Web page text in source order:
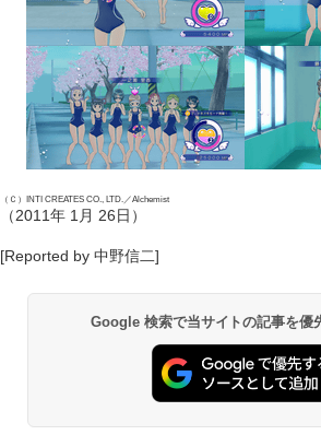
（Ｃ）INTI CREATES CO., LTD.／Alchemist
（2011年 1月 26日）
[Reported by 中野信二]
Google 検索で当サイトの記事を優